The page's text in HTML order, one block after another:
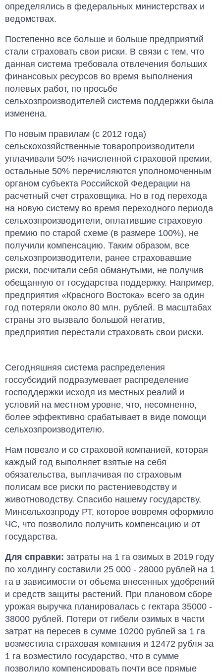
определялись в федеральных министерствах и
ведомствах.
Постепенно все больше и больше предприятий
стали страховать свои риски. В связи с тем, что
данная система требовала отвлечения больших
финансовых ресурсов во время выполнения
полевых работ, по просьбе
сельхозпроизводителей система поддержки была
изменена.
По новым правилам (с 2012 года)
сельскохозяйственные товаропроизводители
уплачивали 50% начисленной страховой премии,
остальные 50% перечисляются уполномоченным
органом субъекта Российской Федерации на
расчетный счет страховщика. Но в год перехода
на новую систему во время переходного периода
сельхозпроизводители, оплатившие страховую
премию по старой схеме (в размере 100%), не
получили компенсацию. Таким образом, все
сельхозпроизводители, ранее страховавшие
риски, посчитали себя обманутыми, не получив
обещанную от государства поддержку. Например,
предприятия «Красного Востока» всего за один
год потеряли около 80 млн. рублей. В масштабах
страны это вызвало большой негатив,
предприятия перестали страховать свои риски.
Сегодняшняя система распределения
госсубсидий подразумевает распределение
господдержки исходя из местных реалий и
условий на местном уровне, что, несомненно,
более эффективно срабатывает в виде помощи
сельхозпроизводителю.
Нам повезло и со страховой компанией, которая
каждый год выполняет взятые на себя
обязательства, выплачивая по страховым
полисам все риски по растениеводству и
животноводству. Спасибо нашему государству,
Минсельхозпроду РТ, которое вовремя оформило
ЧС, что позволило получить компенсацию и от
государства.
Для справки: затраты на 1 га озимых в 2019 году
по холдингу составили 25 000 - 28000 рублей на 1
га в зависимости от объема внесенных удобрений
и средств защиты растений. При плановом сборе
урожая выручка планировалась с гектара 35000 -
38000 рублей. Потери от гибели озимых в части
затрат на пересев в сумме 10200 рублей за 1 га
возместила страховая компания и 12472 рубля за
1 га возместило государство, что в сумме
позволило компенсировать почти все прямые